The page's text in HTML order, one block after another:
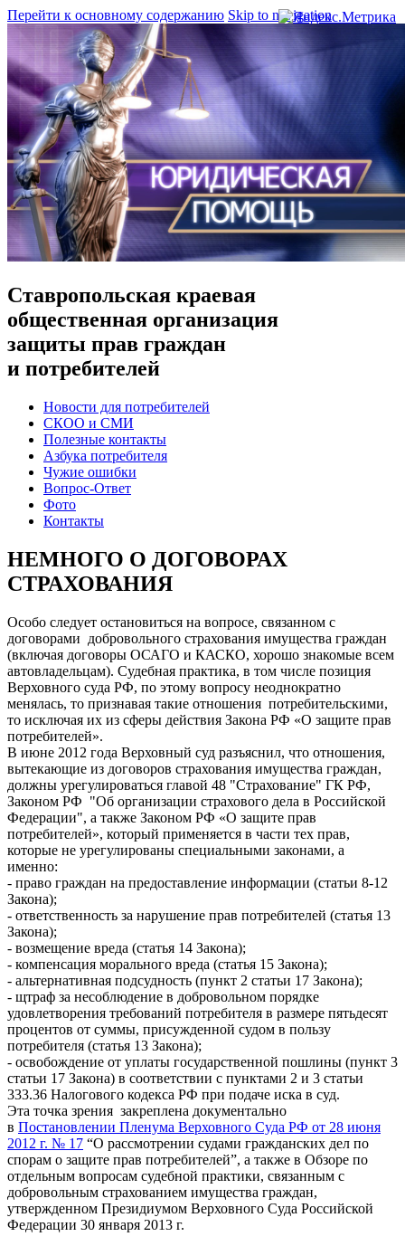
Перейти к основному содержанию Skip to navigation
Ставропольская краевая
общественная организация
защиты прав граждан
и потребителей
Новости для потребителей
СКОО и СМИ
Полезные контакты
Азбука потребителя
Чужие ошибки
Вопрос-Ответ
Фото
Контакты
НЕМНОГО О ДОГОВОРАХ
СТРАХОВАНИЯ
Особо следует остановиться на вопросе, связанном с
договорами добровольного страхования имущества граждан
(включая договоры ОСАГО и КАСКО, хорошо знакомые всем
автовладельцам). Судебная практика, в том числе позиция
Верховного суда РФ, по этому вопросу неоднократно
менялась, то признавая такие отношения потребительскими,
то исключая их из сферы действия Закона РФ «О защите прав
потребителей».
В июне 2012 года Верховный суд разъяснил, что отношения,
вытекающие из договоров страхования имущества граждан,
должны урегулироваться главой 48 "Страхование" ГК РФ,
Законом РФ "Об организации страхового дела в Российской
Федерации", а также Законом РФ «О защите прав
потребителей», который применяется в части тех прав,
которые не урегулированы специальными законами, а
именно:
- право граждан на предоставление информации (статьи 8-12
Закона);
- ответственность за нарушение прав потребителей (статья 13
Закона);
- возмещение вреда (статья 14 Закона);
- компенсация морального вреда (статья 15 Закона);
- альтернативная подсудность (пункт 2 статьи 17 Закона);
- щтраф за несоблюдение в добровольном порядке
удовлетворения требований потребителя в размере пятьдесят
процентов от суммы, присужденной судом в пользу
потребителя (статья 13 Закона);
- освобождение от уплаты государственной пошлины (пункт 3
статьи 17 Закона) в соответствии с пунктами 2 и 3 статьи
333.36 Налогового кодекса РФ при подаче иска в суд.
Эта точка зрения закреплена документально
в Постановлении Пленума Верховного Суда РФ от 28 июня
2012 г. № 17 “О рассмотрении судами гражданских дел по
спорам о защите прав потребителей”, а также в Обзоре по
отдельным вопросам судебной практики, связанным с
добровольным страхованием имущества граждан,
утвержденном Президиумом Верховного Суда Российской
Федерации 30 января 2013 г.